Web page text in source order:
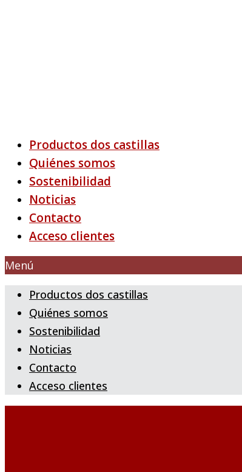
Productos dos castillas
Quiénes somos
Sostenibilidad
Noticias
Contacto
Acceso clientes
Menú
Productos dos castillas
Quiénes somos
Sostenibilidad
Noticias
Contacto
Acceso clientes